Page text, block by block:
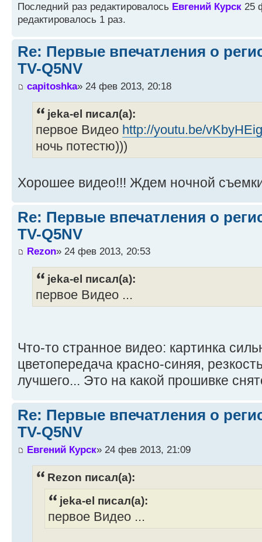
Последний раз редактировалось Евгений Курск 25
редактировалось 1 раз.
Re: Первые впечатления о
TV-Q5NV
capitoshka» 24 фев 2013, 20:18
jeka-el писал(а):
первое Видео http://youtu.be/
ночь потестю)))
Хорошее видео!!! Ждем ночной
Re: Первые впечатления о
TV-Q5NV
Rezon» 24 фев 2013, 20:53
jeka-el писал(а):
первое Видео ...
Что-то странное видео: картинка
цветопередача красно-синяя,
лучшего... Это на какой прошивке
Re: Первые впечатления о
TV-Q5NV
Евгений Курск» 24 фев 2013, 21:09
Rezon писал(а):
jeka-el писал(а):
первое Видео ...